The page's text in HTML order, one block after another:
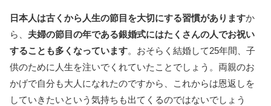
日本人は古くから人生の節目を大切にする習慣がありますか
ら、 夫婦の節目の年である銀婚式にはたくさんの人でお祝い
することも多くなっています。おそらく結婚して25年間、子
供のために人生を注いでくれていたことでしょう。両親のお
かげで自分も大人になれたのですから、これからは恩返しを
していきたいという気持ちも出てくるのではないでしょう